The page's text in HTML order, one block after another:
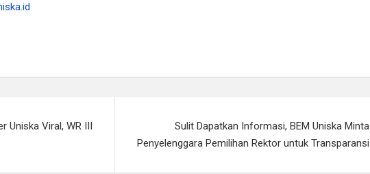
Uniska Viral, WR III
Sulit Dapatkan Informasi, BEM Uniska Minta
Penyelenggara Pemilihan Rektor untuk Transparansi